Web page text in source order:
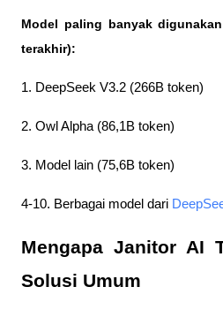
Model paling banyak
terakhir):
1. DeepSeek V3.2 (266B token)
2. Owl Alpha (86,1B token)
3. Model lain (75,6B token)
4-10. Berbagai model dari
Mengapa Janitor AI
Solusi Umum